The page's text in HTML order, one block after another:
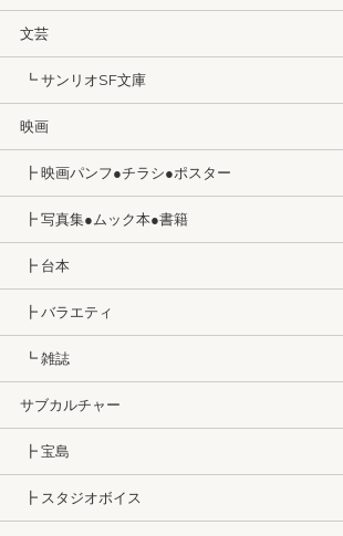
文芸
┗ サンリオSF文庫
映画
┣ 映画パンフ●チラシ●ポスター
┣ 写真集●ムック本●書籍
┣ 台本
┣ バラエティ
┗ 雑誌
サブカルチャー
┣ 宝島
┣ スタジオボイス